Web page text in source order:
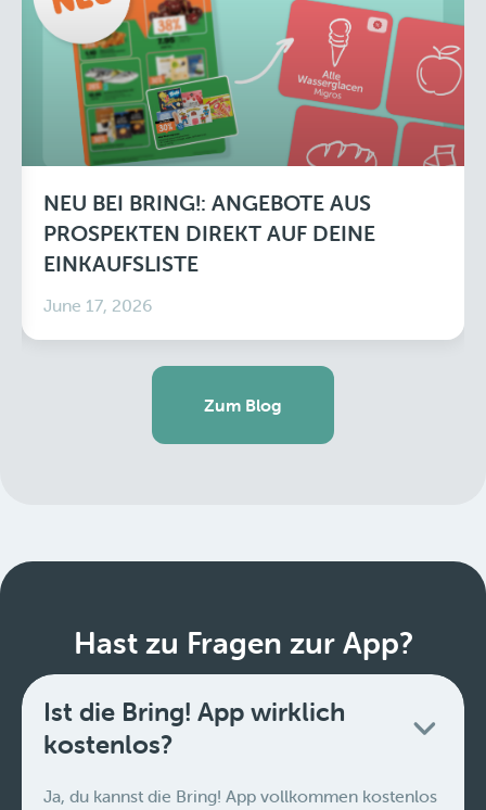
NEU BEI BRING!: ANGEBOTE AUS
PROSPEKTEN DIREKT AUF DEINE
EINKAUFSLISTE
June 17, 2026
Zum Blog
Hast zu Fragen zur App?
Ist die Bring! App wirklich
kostenlos?
Ja, du kannst die Bring! App vollkommen kostenlos